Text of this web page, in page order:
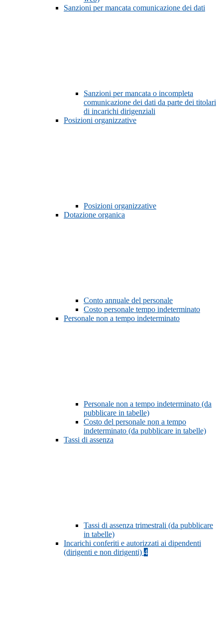
Sanzioni per mancata comunicazione dei dati
Sanzioni per mancata o incompleta
comunicazione dei dati da parte dei titolari
di incarichi dirigenziali
Posizioni organizzative
Posizioni organizzative
Dotazione organica
Conto annuale del personale
Costo personale tempo indeterminato
Personale non a tempo indeterminato
Personale non a tempo indeterminato (da
pubblicare in tabelle)
Costo del personale non a tempo
indeterminato (da pubblicare in tabelle)
Tassi di assenza
Tassi di assenza trimestrali (da pubblicare
in tabelle)
Incarichi conferiti e autorizzati ai dipendenti
(dirigenti e non dirigenti) 4